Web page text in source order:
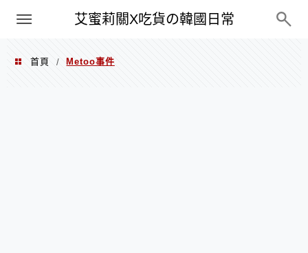
艾蜜莉關X吃貨の韓國日常
PXN
首頁 / Metoo事件